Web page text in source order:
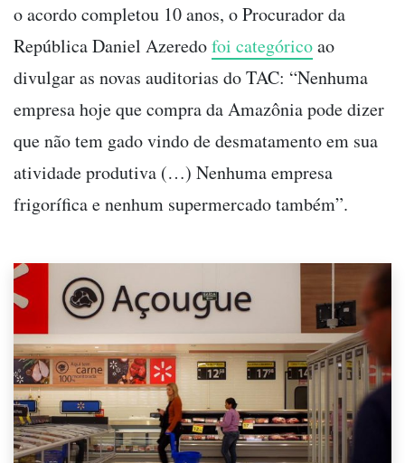
o acordo completou 10 anos, o Procurador da
República Daniel Azeredofoi categóricoao
divulgar as novas auditorias do TAC: “Nenhuma
empresa hoje que compra da Amazônia pode dizer
que não tem gado vindo de desmatamento em sua
atividade produtiva (…) Nenhuma empresa
frigorífica e nenhum supermercado também”.